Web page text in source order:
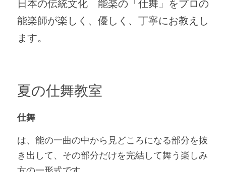
日本の伝統文化　能楽の「仕舞」をプロの
能楽師が楽しく、優しく、丁寧にお教えし
ます。
夏の仕舞教室
仕舞
は、能の一曲の中から見どころになる部分を抜
き出して、その部分だけを完結して舞う楽しみ